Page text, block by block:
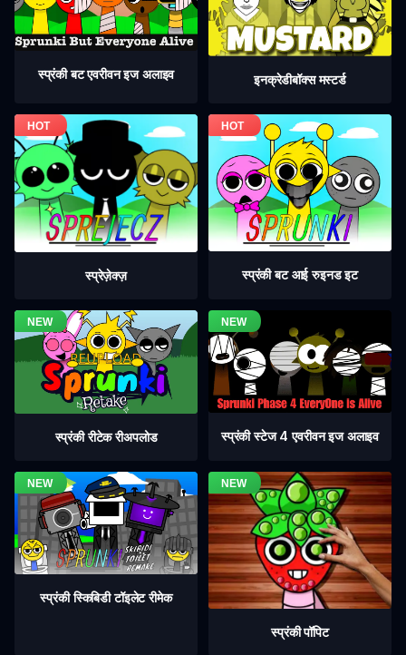
स्प्रंकी बट एवरीवन इज अलाइव इनक्रेडीबॉक्स मस्टर्ड
स्प्रेज़ेक्ज़ स्प्रंकी बट आई रुइनड इट
स्प्रंकी रीटेक रीअपलोड स्प्रंकी स्टेज 4 एवरीवन इज अलाइव
स्प्रंकी स्किबिडी टॉइलेट रीमेक
स्प्रंकी पॉपिट